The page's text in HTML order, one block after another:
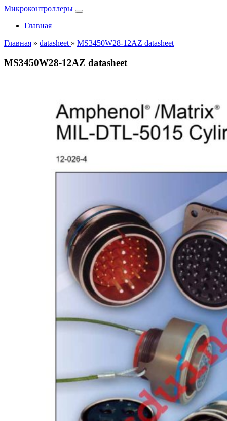
Микроконтроллеры
Главная
Главная » datasheet » MS3450W28-12AZ datasheet
MS3450W28-12AZ datasheet